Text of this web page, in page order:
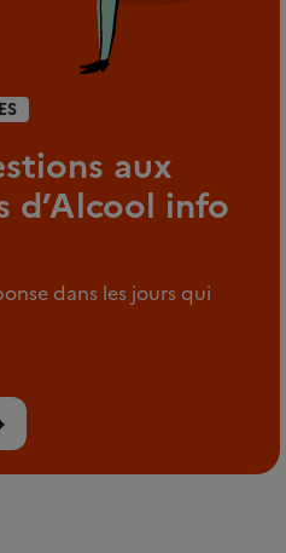
aux
d’Alcool info
dans les jours qui